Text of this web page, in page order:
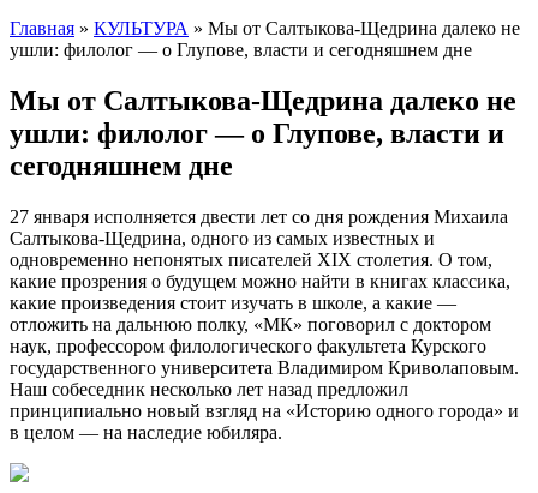
Главная » КУЛЬТУРА » Мы от Салтыкова-Щедрина далеко не
ушли: филолог — о Глупове, власти и сегодняшнем дне
Мы от Салтыкова-Щедрина далеко не
ушли: филолог — о Глупове, власти и
сегодняшнем дне
27 января исполняется двести лет со дня рождения Михаила
Салтыкова-Щедрина, одного из самых известных и
одновременно непонятых писателей XIX столетия. О том,
какие прозрения о будущем можно найти в книгах классика,
какие произведения стоит изучать в школе, а какие —
отложить на дальнюю полку, «МК» поговорил с доктором
наук, профессором филологического факультета Курского
государственного университета Владимиром Криволаповым.
Наш собеседник несколько лет назад предложил
принципиально новый взгляд на «Историю одного города» и
в целом — на наследие юбиляра.